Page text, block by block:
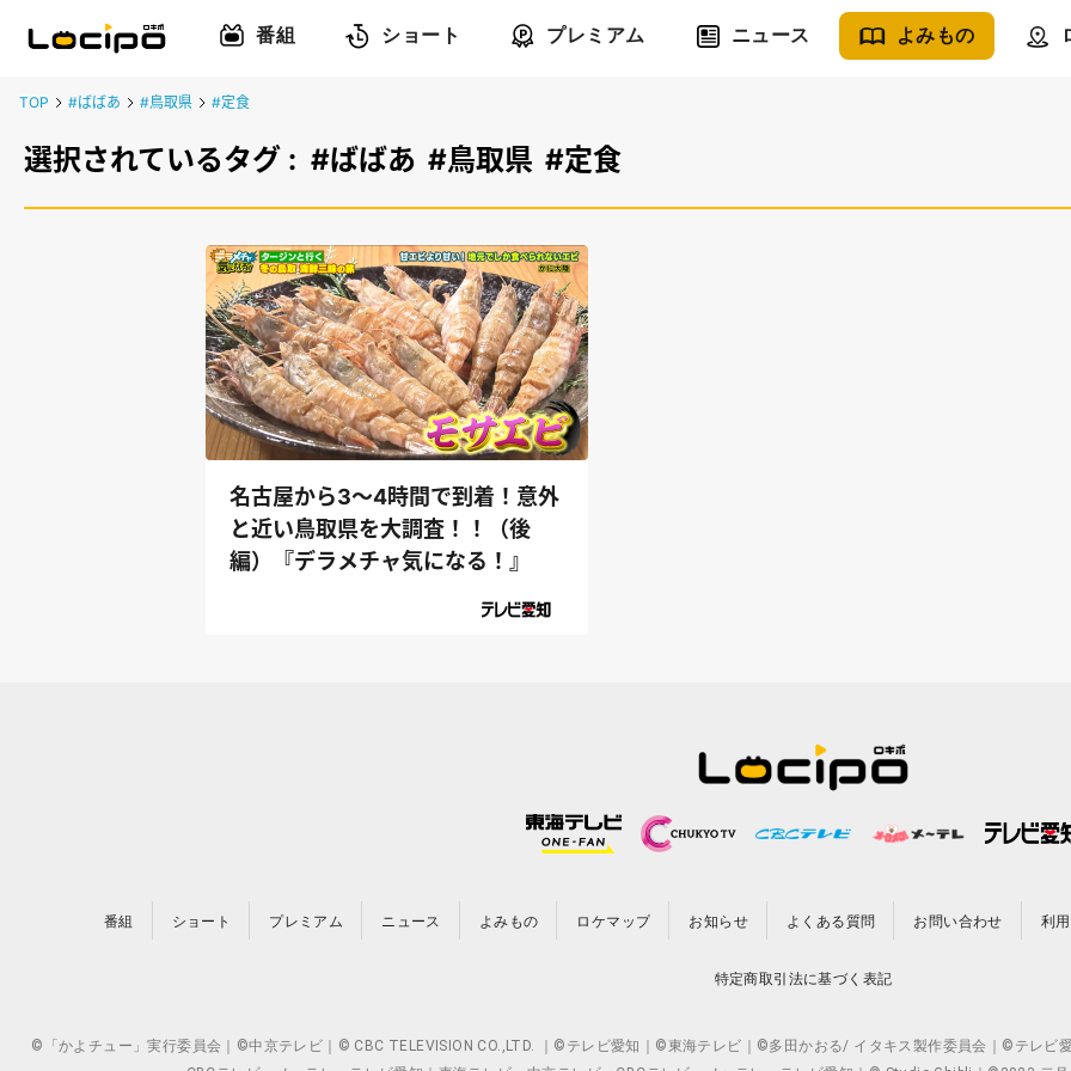
番組 ショート プレミアム ニュース よみもの
TOP #ばばあ #鳥取県 #定食
選択されているタグ : #ばばあ #鳥取県 #定食
名古屋から3～4時間で到着！意外
と近い鳥取県を大調査！！（後
編）『デラメチャ気になる！』
番組 ショート プレミアム ニュース よみもの ロケマップ お知らせ よくある質問 お問い合わせ 利
特定商取引法に基づく表記
©「かよチュー」実行委員会｜©中京テレビ｜© CBC TELEVISION CO.,LTD. ｜©テレビ愛知｜©東海テレビ｜©多田かおる/ イタキス製作委員会｜©テレビ